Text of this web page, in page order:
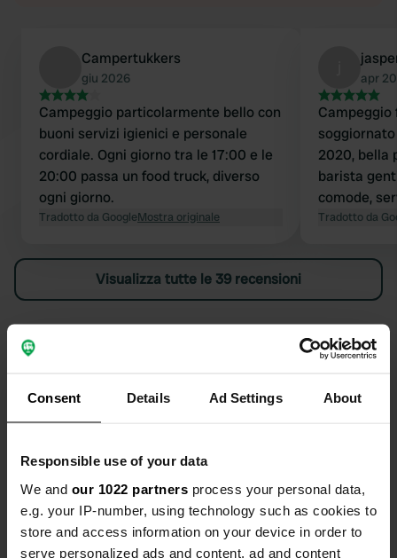
Consent Details Ad Settings About
Responsible use of your data
We and our 1022 partners process your personal data,
e.g. your IP-number, using technology such as cookies to
store and access information on your device in order to
serve personalized ads and content, ad and content
Campertukkers
giu 2026
Campeggio particolarmente bello con
buoni servizi igienici e personale
cordiale. Ogni giorno tra le 17:00 e le
20:00 passa un food truck, diverso
ogni giorno.
Tradotto da GoogleMostra originale
apr
2020, bella
barista
comode,
soleggiate
L'unico
strada.
notte per 2
Tradotto da
Visualizza tutte le 39 recensioni
Contatto
Posizione
Chemin de Pegomas 1
Copia